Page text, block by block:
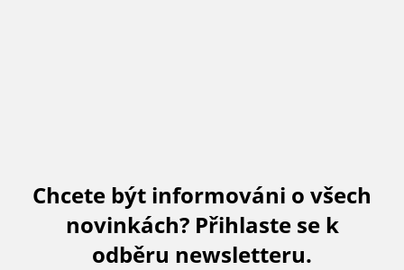
Chcete být informováni o všech
novinkách? Přihlaste se k
odběru newsletteru.